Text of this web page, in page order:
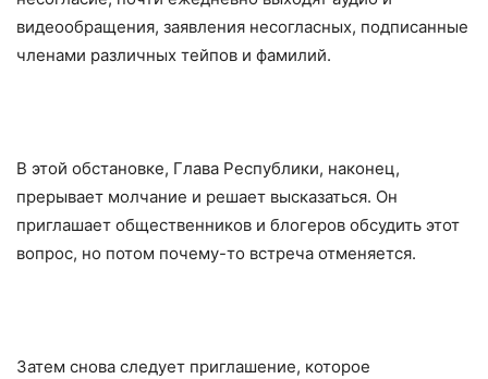
видеообращения, заявления несогласных, подписанные
членами различных тейпов и фамилий.
В этой обстановке, Глава Республики, наконец,
прерывает молчание и решает высказаться. Он
приглашает общественников и блогеров обсудить этот
вопрос, но потом почему-то встреча отменяется.
Затем снова следует приглашение, которое